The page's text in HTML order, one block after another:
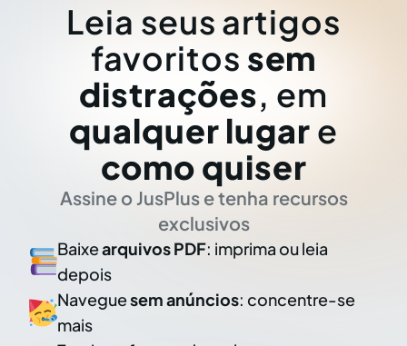
Leia seus artigos
favoritos sem
distrações, em
qualquer lugar e
como quiser
Assine o JusPlus e tenha recursos
exclusivos
Baixearquivos PDF: imprima ou leia
depois
Naveguesem anúncios: concentre-se
mais